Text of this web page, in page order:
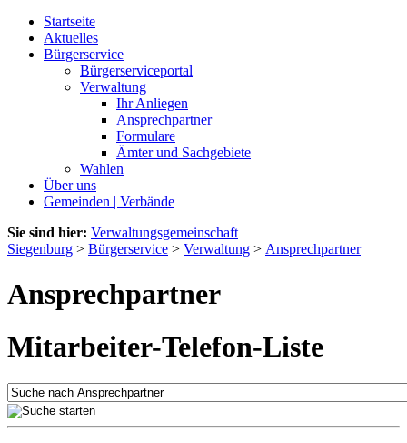
Startseite
Aktuelles
Bürgerservice
Bürgerserviceportal
Verwaltung
Ihr Anliegen
Ansprechpartner
Formulare
Ämter und Sachgebiete
Wahlen
Über uns
Gemeinden | Verbände
Sie sind hier: Verwaltungsgemeinschaft
Siegenburg > Bürgerservice > Verwaltung > Ansprechpartner
Ansprechpartner
Mitarbeiter-Telefon-Liste